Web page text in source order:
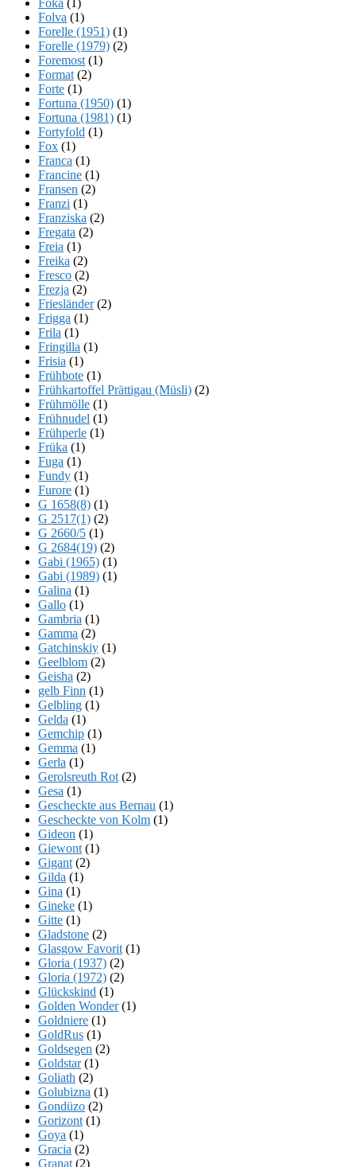
Folva (1)
Forelle (1951) (1)
Forelle (1979) (2)
Foremost (1)
Format (2)
Forte (1)
Fortuna (1950) (1)
Fortuna (1981) (1)
Fortyfold (1)
Fox (1)
Franca (1)
Francine (1)
Fransen (2)
Franzi (1)
Franziska (2)
Fregata (2)
Freia (1)
Freika (2)
Fresco (2)
Frezja (2)
Friesländer(2)
Frigga (1)
Frila (1)
Fringilla (1)
Frisia (1)
Frühbote (1)
Frühkartoffel Prättigau (Müsli) (2)
Frühmölle (1)
Frühnudel (1)
Frühperle (1)
Früka (1)
Fuga (1)
Fundy (1)
Furore (1)
G 1658(8) (1)
G 2517(1) (2)
G 2660/5 (1)
G 2684(19) (2)
Gabi (1965) (1)
Gabi (1989) (1)
Galina (1)
Gallo (1)
Gambria (1)
Gamma (2)
Gatchinskiy (1)
Geelblom (2)
Geisha (2)
gelb Finn (1)
Gelbling (1)
Gelda (1)
Gemchip (1)
Gemma (1)
Gerla (1)
Gerolsreuth Rot (2)
Gesa (1)
Gescheckte aus Bernau (1)
Gescheckte von Kolm (1)
Gideon (1)
Giewont (1)
Gigant (2)
Gilda (1)
Gina (1)
Gineke (1)
Gitte (1)
Gladstone (2)
Glasgow Favorit (1)
Gloria (1937) (2)
Gloria (1972) (2)
Glückskind (1)
Golden Wonder(1)
Goldniere (1)
GoldRus (1)
Goldsegen (2)
Goldstar(1)
Goliath (2)
Golubizna (1)
Gondüzo (2)
Gorizont (1)
Goya (1)
Gracia (2)
Granat (2)